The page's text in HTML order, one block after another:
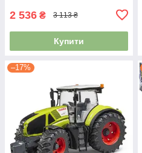
2 536 ₴ 3 113 ₴
Купити
–17%